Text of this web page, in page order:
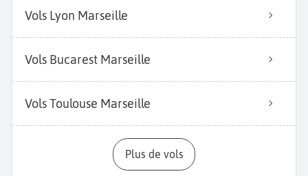
Vols Lyon Marseille
Vols Bucarest Marseille
Vols Toulouse Marseille
Plus de vols